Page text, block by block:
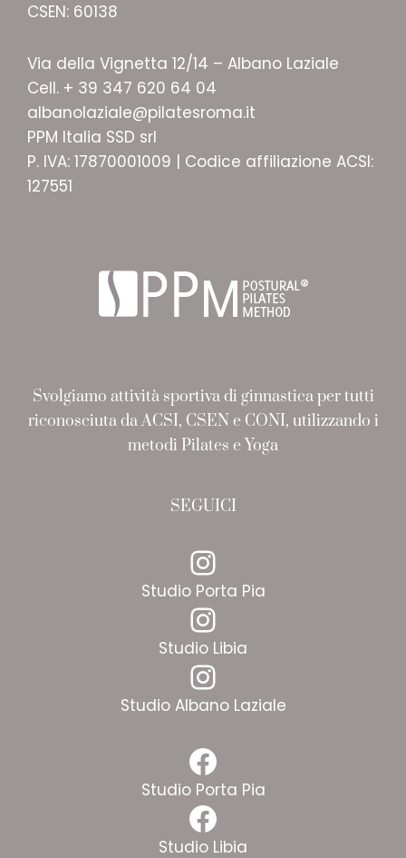
CSEN: 60138
Via della Vignetta 12/14 – Albano Laziale
Cell. + 39 347 620 64 04
albanolaziale@pilatesroma.it
PPM Italia SSD srl
P. IVA: 17870001009 | Codice affiliazione ACSI:
127551
Svolgiamo attività sportiva di ginnastica per tutti
riconosciuta da ACSI, CSEN e CONI, utilizzando i
metodi Pilates e Yoga
SEGUICI
Instagram
Studio Porta Pia
Instagram
Studio Libia
Instagram
Studio Albano Laziale
Facebook
Studio Porta Pia
Facebook
Studio Libia